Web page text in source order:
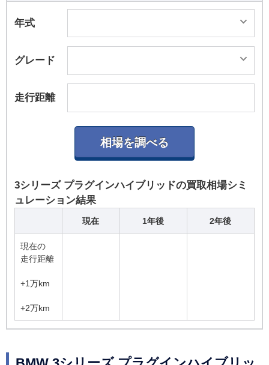
年式
グレード
走行距離
3シリーズ プラグインハイブリッドの買取相場シミ
ュレーション結果
現在 1年後 2年後
現在の
走行距離
+1万km
+2万km